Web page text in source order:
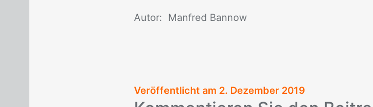
Au­tor: Man­fred Ban­now
Veröffentlicht am 2. Dezember 2019